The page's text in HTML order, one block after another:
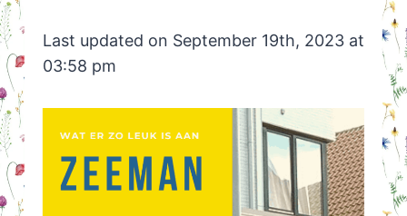
Last updated on September 19th, 2023 at
03:58 pm